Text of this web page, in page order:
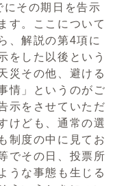
その期日を告示
す。ここについて
、解説の第4項に
をした以後という
災その他、避ける
情」というのがご
示をさせていただ
けども、通常の選
制度の中に見てお
でその日、投票所
うな事態も生じる